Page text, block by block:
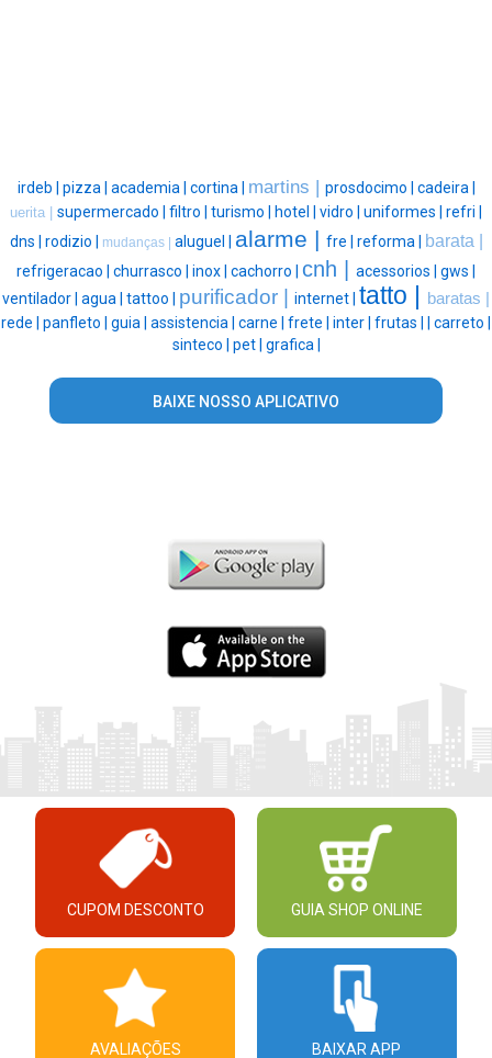
irdeb | pizza | academia | cortina | martins | prosdocimo | cadeira |
uerita | supermercado | filtro | turismo | hotel | vidro | uniformes | refri |
dns | rodizio | mudanças | aluguel | alarme | fre | reforma | barata |
refrigeracao | churrasco | inox | cachorro | cnh | acessorios | gws |
ventilador | agua | tattoo | purificador | internet | tatto |
baratas |
rede | panfleto | guia | assistencia | carne | frete | inter | frutas |
carreto |
sinteco | pet | grafica |
BAIXE NOSSO APLICATIVO
CUPOM DESCONTO GUIA SHOP ONLINE
AVALIAÇÕES BAIXAR APP